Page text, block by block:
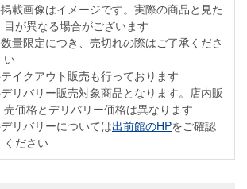
掲載画像はイメージです。実際の商品と見た
目が異なる場合がございます
数量限定につき、売切れの際はご了承くださ
い
テイクアウト販売も行っております
デリバリー販売対象商品となります。店内販
売価格とデリバリー価格は異なります
デリバリーについては出前館のHPをご確認
ください